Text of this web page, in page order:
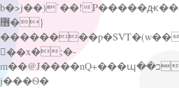
b�>j��)΄��!
޶�}
��x�;�-
m��@J����nQ+���պ��כ��7�Ma�jf��J��ͱ4
j���Ѳ�